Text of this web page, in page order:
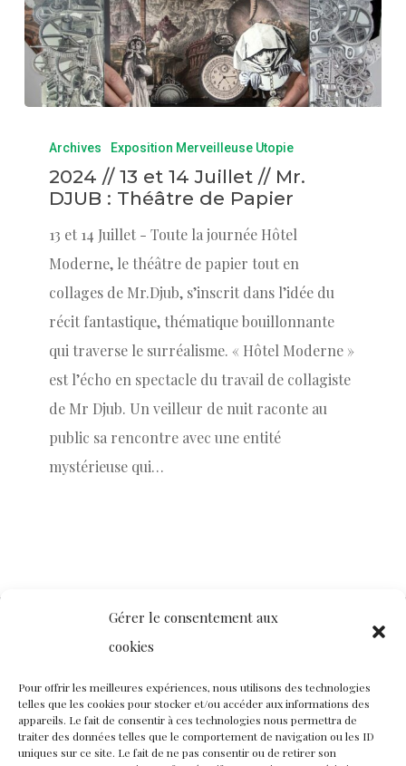
Gérer le consentement aux
cookies
Pour offrir les meilleures expériences, nous utilisons des technologies
telles que les cookies pour stocker et/ou accéder aux informations des
appareils. Le fait de consentir à ces technologies nous permettra de
traiter des données telles que le comportement de navigation ou les ID
uniques sur ce site. Le fait de ne pas consentir ou de retirer son
Archives Exposition Merveilleuse Utopie
2024 // 13 et 14 Juillet // Mr.
DJUB : Théâtre de Papier
13 et 14 Juillet - Toute la journée Hôtel
Moderne, le théâtre de papier tout en
collages de Mr.Djub, s’inscrit dans l’idée du
récit fantastique, thématique bouillonnante
qui traverse le surréalisme. « Hôtel Moderne »
est l’écho en spectacle du travail de collagiste
de Mr Djub. Un veilleur de nuit raconte au
public sa rencontre avec une entité
mystérieuse qui…
Nous rejoindre
Politique de confidentialité